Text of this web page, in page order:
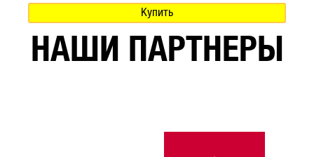
Купить
НАШИ ПАРТНЕРЫ